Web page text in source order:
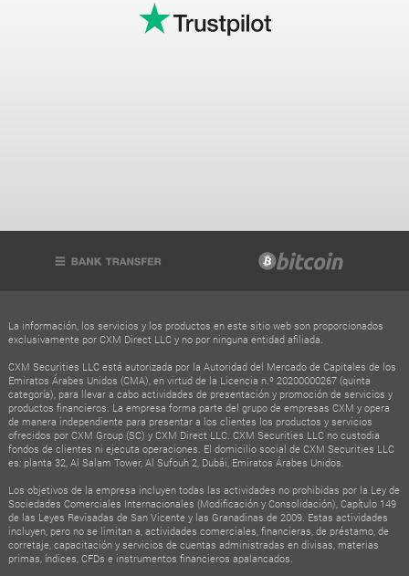
La información, los servicios y los productos en este sitio web son proporcionados
exclusivamente por CXM Direct LLC y no por ninguna entidad afiliada.
CXM Securities LLC está autorizada por la Autoridad del Mercado de Capitales de los
Emiratos Árabes Unidos (CMA), en virtud de la Licencia n.º 20200000267 (quinta
categoría), para llevar a cabo actividades de presentación y promoción de servicios y
productos financieros. La empresa forma parte del grupo de empresas CXM y opera
de manera independiente para presentar a los clientes los productos y servicios
ofrecidos por CXM Group (SC) y CXM Direct LLC. CXM Securities LLC no custodia
fondos de clientes ni ejecuta operaciones. El domicilio social de CXM Securities LLC
es: planta 32, Al Salam Tower, Al Sufouh 2, Dubái, Emiratos Árabes Unidos.
Los objetivos de la empresa incluyen todas las actividades no prohibidas por la Ley de
Sociedades Comerciales Internacionales (Modificación y Consolidación), Capítulo 149
de las Leyes Revisadas de San Vicente y las Granadinas de 2009. Estas actividades
incluyen, pero no se limitan a, actividades comerciales, financieras, de préstamo, de
corretaje, capacitación y servicios de cuentas administradas en divisas, materias
primas, índices, CFDs e instrumentos financieros apalancados.